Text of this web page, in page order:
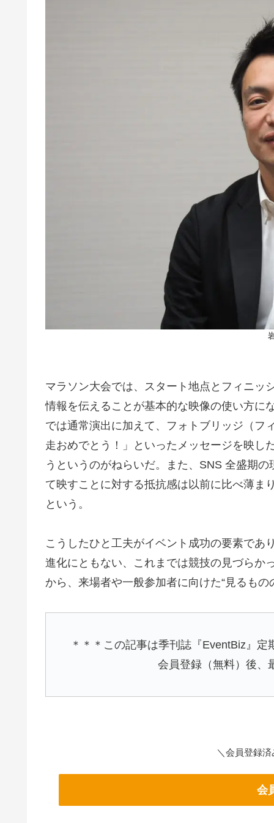
マラソン大会では、スタート地点とフィニッ
情報を伝えることが基本的な映像の使い方に
では通常演出に加えて、フォトブリッジ（フ
走おめでとう！」といったメッセージを映し
うというのがねらいだ。また、SNS 全盛期
て映すことに対する抵抗感は以前に比べ薄ま
という。
こうしたひと工夫がイベント成功の要素であ
進化にともない、これまでは競技の見づらか
から、来場者や一般参加者に向けた“見るもの
＊＊＊この記事は季刊誌『EventBiz』
会員登録（無料）後、
＼会員登録
会